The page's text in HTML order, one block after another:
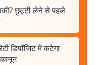
छुट्टी लेने से पहले
डिपॉजिट में कटेगा